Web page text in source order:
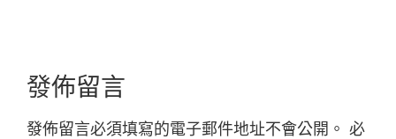
發佈留言
發佈留言必須填寫的電子郵件地址不會公開。 必